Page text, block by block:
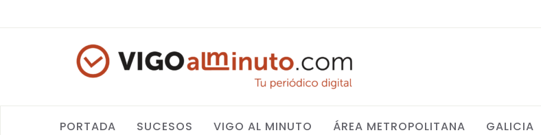
PORTADA SUCESOS VIGO AL MINUTO ÁREA METROPOLITANA GALICIA